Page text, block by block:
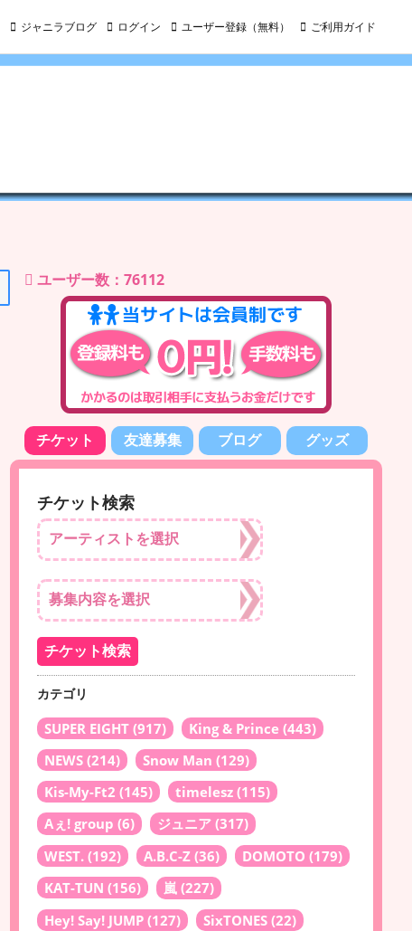
ジャニラブログ ログイン ユーザー登録（無料） ご利用ガイド
ユーザー数：76112
チケット 友達募集 ブログ グッズ
チケット検索
カテゴリ
SUPER EIGHT (917) King & Prince (443)
NEWS (214) Snow Man (129)
Kis-My-Ft2 (145) timelesz (115)
Aぇ! group (6) ジュニア (317)
WEST. (192) A.B.C-Z (36) DOMOTO (179)
KAT-TUN (156) 嵐 (227)
Hey! Say! JUMP (127) SixTONES (22)